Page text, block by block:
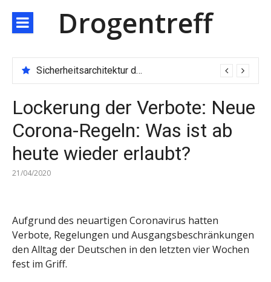
zum
Inhalt
Drogentreff
Sicherheitsarchitektur der nächsten Generation: JARXE kombiniert Multi-Wallet und MPC als Schutzschild für digitales Vertrauen
Lockerung der Verbote: Neue
Corona-Regeln: Was ist ab
heute wieder erlaubt?
21/04/2020
Aufgrund des neuartigen Coronavirus hatten
Verbote, Regelungen und Ausgangsbeschränkungen
den Alltag der Deutschen in den letzten vier Wochen
fest im Griff.